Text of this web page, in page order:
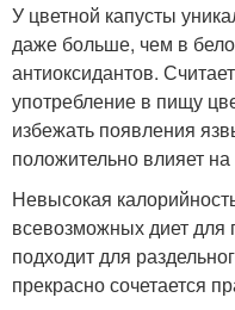
У цветной капусты
даже больше, чем в
антиоксидантов.
употребление в пищу
избежать появления
положительно влияет
Невысокая
всевозможных диет для
подходит для
прекрасно сочетается